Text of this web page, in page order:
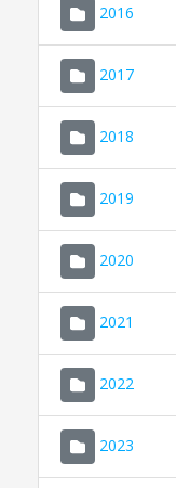
2016
2017
2018
2019
2020
2021
2022
2023